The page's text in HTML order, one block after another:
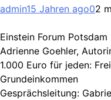
admin15 Jahren ago02
Einstein Forum
Adrienne Goehler,
1.000 Euro für jeden:
Grundeinkommen
Gesprächsleitung: